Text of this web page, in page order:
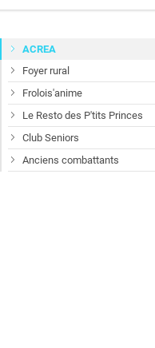
ACREA
Foyer rural
Frolois'anime
Le Resto des P'tits Princes
Club Seniors
Anciens combattants